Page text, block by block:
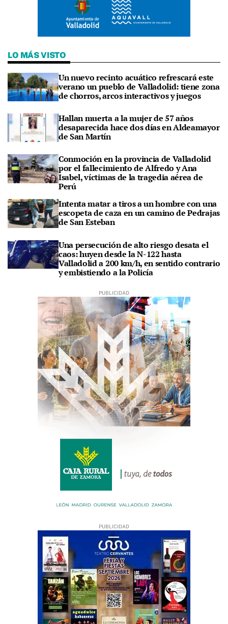
LO MÁS VISTO
Un nuevo recinto acuático refrescará este
verano un pueblo de Valladolid: tiene zona
de chorros, arcos interactivos y juegos
Hallan muerta a la mujer de 57 años
desaparecida hace dos días en Aldeamayor
de San Martín
Conmoción en la provincia de Valladolid
por el fallecimiento de Alfredo y Ana
Isabel, víctimas de la tragedia aérea de
Perú
Intenta matar a tiros a un hombre con una
escopeta de caza en un camino de Pedrajas
de San Esteban
Una persecución de alto riesgo desata el
caos: huyen desde la N-122 hasta
Valladolid a 200 km/h, en sentido contrario
y embistiendo a la Policía